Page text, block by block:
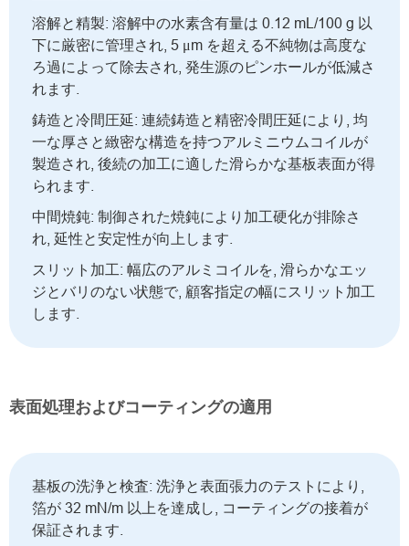
溶解と精製: 溶解中の水素含有量は 0.12 mL/100 g 以
下に厳密に管理され, 5 μm を超える不純物は高度な
ろ過によって除去され, 発生源のピンホールが低減さ
れます.
鋳造と冷間圧延: 連続鋳造と精密冷間圧延により, 均
一な厚さと緻密な構造を持つアルミニウムコイルが
製造され, 後続の加工に適した滑らかな基板表面が得
られます.
中間焼鈍: 制御された焼鈍により加工硬化が排除さ
れ, 延性と安定性が向上します.
スリット加工: 幅広のアルミコイルを, 滑らかなエッ
ジとバリのない状態で, 顧客指定の幅にスリット加工
します.
表面処理およびコーティングの適用
基板の洗浄と検査: 洗浄と表面張力のテストにより,
箔が 32 mN/m 以上を達成し, コーティングの接着が
保証されます.